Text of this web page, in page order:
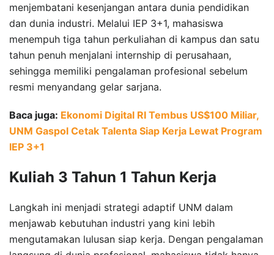
menjembatani kesenjangan antara dunia pendidikan
dan dunia industri. Melalui IEP 3+1, mahasiswa
menempuh tiga tahun perkuliahan di kampus dan satu
tahun penuh menjalani internship di perusahaan,
sehingga memiliki pengalaman profesional sebelum
resmi menyandang gelar sarjana.
Baca juga: Ekonomi Digital RI Tembus US$100 Miliar,
UNM Gaspol Cetak Talenta Siap Kerja Lewat Program
IEP 3+1
Kuliah 3 Tahun 1 Tahun Kerja
Langkah ini menjadi strategi adaptif UNM dalam
menjawab kebutuhan industri yang kini lebih
mengutamakan lulusan siap kerja. Dengan pengalaman